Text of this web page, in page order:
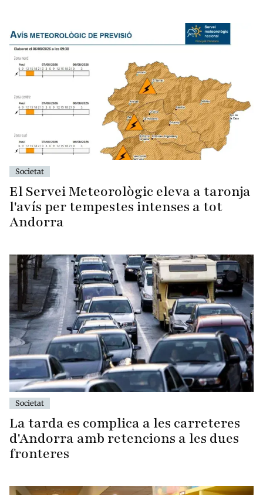
Societat
El Servei Meteorològic eleva a taronja
l'avís per tempestes intenses a tot
Andorra
Societat
La tarda es complica a les carreteres
d'Andorra amb retencions a les dues
fronteres